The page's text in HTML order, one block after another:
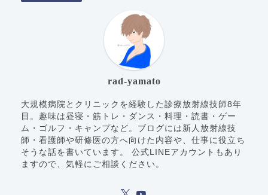
rad-yamato
大規模病院とクリニックを経験した診療放射線技師8年
目。趣味は昼寝・筋トレ・ダンス・料理・読書・ゲー
ム・ゴルフ・キャンプなど。ブログには新人放射線技
師・看護師や研修医の方へ向けた内容や、仕事に役立ち
そうな話を書いています。 公式LINEアカウントもあり
ますので、気軽にご相談ください。